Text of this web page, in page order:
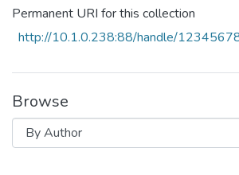
Permanent URI for this collection
http://10.1.0.238:88/handle/
Browse